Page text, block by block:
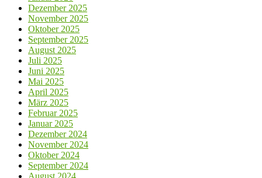
Dezember 2025
November 2025
Oktober 2025
September 2025
August 2025
Juli 2025
Juni 2025
Mai 2025
April 2025
März 2025
Februar 2025
Januar 2025
Dezember 2024
November 2024
Oktober 2024
September 2024